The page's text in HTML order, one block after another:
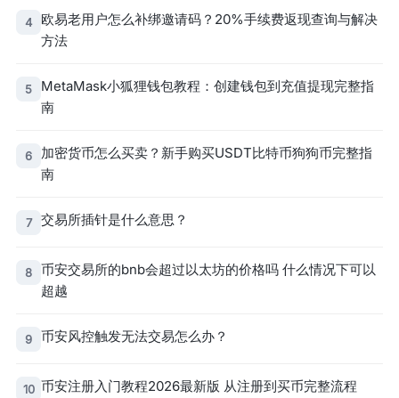
4
欧易老用户怎么补绑邀请码？20%手续费返现查询与解决
方法
5
MetaMask小狐狸钱包教程：创建钱包到充值提现完整指
南
6
加密货币怎么买卖？新手购买USDT比特币狗狗币完整指
南
7 交易所插针是什么意思？
8
币安交易所的bnb会超过以太坊的价格吗 什么情况下可以
超越
9 币安风控触发无法交易怎么办？
10 币安注册入门教程2026最新版 从注册到买币完整流程